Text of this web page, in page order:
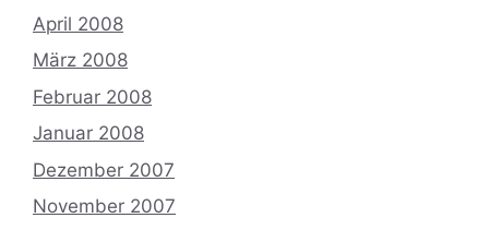
April 2008
März 2008
Februar 2008
Januar 2008
Dezember 2007
November 2007